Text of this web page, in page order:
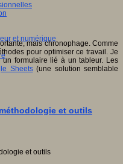
et numérique
mais chronophage. Comme
pour optimiser ce travail. Je
formulaire lié à un tableur. Les
Sheets(une solution semblable
et outils